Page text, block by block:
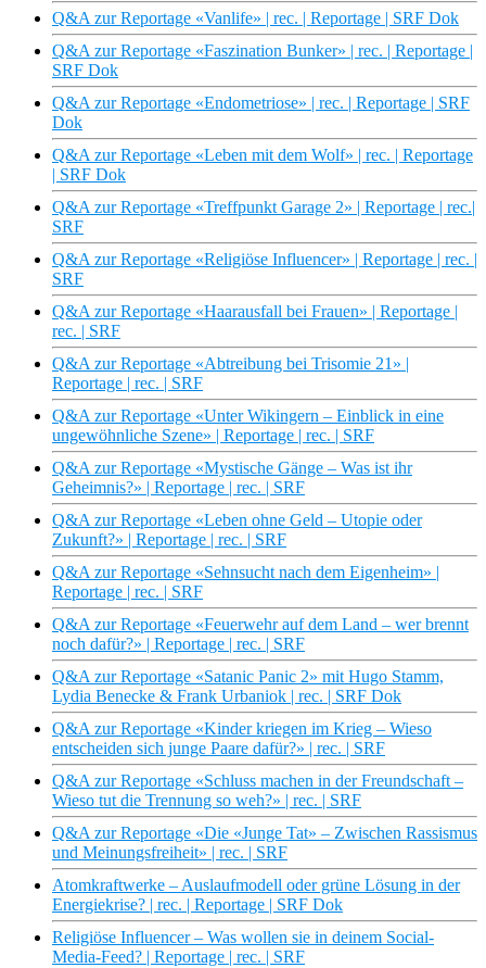
Q&A zur Reportage «Vanlife» | rec. | Reportage | SRF Dok
Q&A zur Reportage «Faszination Bunker» | rec. | Reportage |
SRF Dok
Q&A zur Reportage «Endometriose» | rec. | Reportage | SRF
Dok
Q&A zur Reportage «Leben mit dem Wolf» | rec. | Reportage
| SRF Dok
Q&A zur Reportage «Treffpunkt Garage 2» | Reportage | rec.|
SRF
Q&A zur Reportage «Religiöse Influencer» | Reportage | rec. |
SRF
Q&A zur Reportage «Haarausfall bei Frauen» | Reportage |
rec. | SRF
Q&A zur Reportage «Abtreibung bei Trisomie 21» |
Reportage | rec. | SRF
Q&A zur Reportage «Unter Wikingern – Einblick in eine
ungewöhnliche Szene» | Reportage | rec. | SRF
Q&A zur Reportage «Mystische Gänge – Was ist ihr
Geheimnis?» | Reportage | rec. | SRF
Q&A zur Reportage «Leben ohne Geld – Utopie oder
Zukunft?» | Reportage | rec. | SRF
Q&A zur Reportage «Sehnsucht nach dem Eigenheim» |
Reportage | rec. | SRF
Q&A zur Reportage «Feuerwehr auf dem Land – wer brennt
noch dafür?» | Reportage | rec. | SRF
Q&A zur Reportage «Satanic Panic 2» mit Hugo Stamm,
Lydia Benecke & Frank Urbaniok | rec. | SRF Dok
Q&A zur Reportage «Kinder kriegen im Krieg – Wieso
entscheiden sich junge Paare dafür?» | rec. | SRF
Q&A zur Reportage «Schluss machen in der Freundschaft –
Wieso tut die Trennung so weh?» | rec. | SRF
Q&A zur Reportage «Die «Junge Tat» – Zwischen Rassismus
und Meinungsfreiheit» | rec. | SRF
Atomkraftwerke – Auslaufmodell oder grüne Lösung in der
Energiekrise? | rec. | Reportage | SRF Dok
Religiöse Influencer – Was wollen sie in deinem Social-
Media-Feed? | Reportage | rec. | SRF